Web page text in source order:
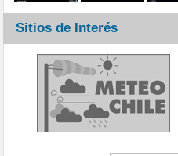
Sitios de Interés